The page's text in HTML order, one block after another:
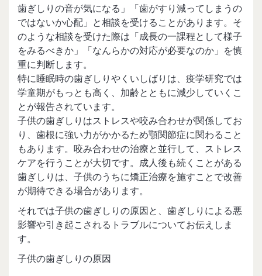
歯ぎしりの音が気になる」「歯がすり減ってしまうの
ではないか心配」と相談を受けることがあります。そ
のような相談を受けた際は「成長の一課程として様子
をみるべきか」「なんらかの対応が必要なのか」を慎
重に判断します。
特に睡眠時の歯ぎしりやくいしばりは、疫学研究では
学童期がもっとも高く、加齢とともに減少していくこ
とが報告されています。
子供の歯ぎしりはストレスや咬み合わせが関係してお
り、歯根に強い力がかかるため顎関節症に関わること
もあります。咬み合わせの治療と並行して、ストレス
ケアを行うことが大切です。成人後も続くことがある
歯ぎしりは、子供のうちに矯正治療を施すことで改善
が期待できる場合があります。
それでは子供の歯ぎしりの原因と、歯ぎしりによる悪
影響や引き起こされるトラブルについてお伝えしま
す。
子供の歯ぎしりの原因